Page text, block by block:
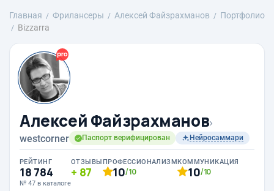
Главная Фрилансеры Алексей Файзрахманов
Портфолио
Bizzarra
Алексей Файзрахманов›
westcorner Паспорт верифицирован Нейросаммари
РЕЙТИНГ
18 784
№ 47 в каталоге
ОТЗЫВЫ
87
ПРОФЕССИОНАЛИЗМ
10/10
КОММУНИКАЦИЯ
10/10